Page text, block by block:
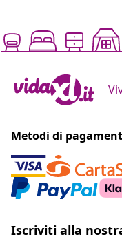
Metodi di
Iscriviti alla